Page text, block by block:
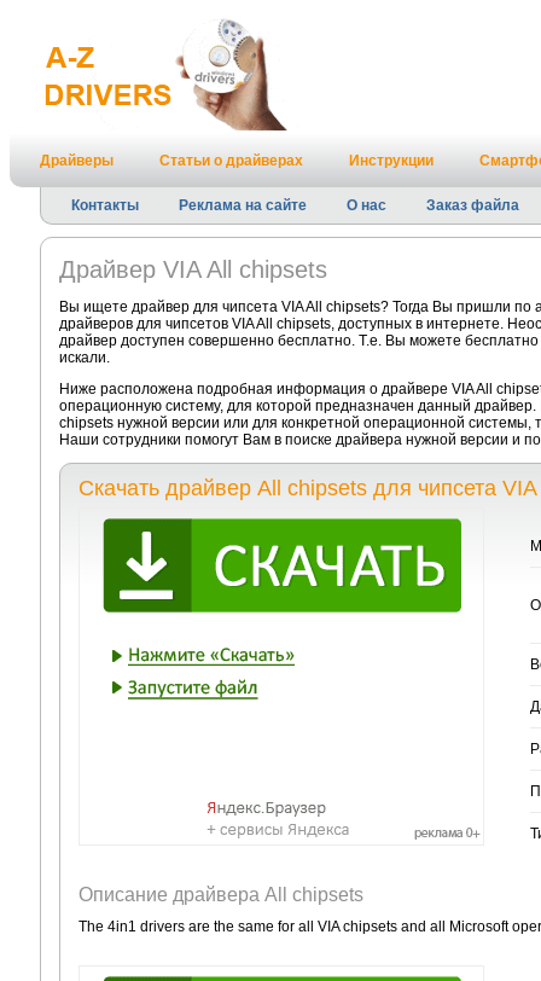
Драйверы Статьи о драйверах Инструкции
Контакты Реклама на сайте О нас Заказ файла
Драйвер VIA All chipsets
Вы ищете драйвер для чипсета VIA All chipsets? Тогда Вы пришли
драйверов для чипсетов VIA All chipsets, доступных в интернете.
драйвер доступен совершенно бесплатно. Т.е. Вы можете
искали.
Ниже расположена подробная информация о драйвере VIA All
операционную систему, для которой предназначен данный
chipsets нужной версии или для конкретной операционной системы,
Наши сотрудники помогут Вам в поиске драйвера нужной версии и
Скачать драйвер All chipsets для чипсета VIA
Описание драйвера All chipsets
The 4in1 drivers are the same for all VIA chipsets and all Microsoft